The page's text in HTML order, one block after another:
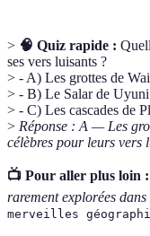
> 🧠 Quiz rapide :
ses vers luisants ?
> - A) Les grottes de
> - B) Le Salar de Uyuni
> - C) Les cascades de
> Réponse : A — Les
célèbres pour leurs vers
📺 Pour aller plus loin :
rarement explorées
merveilles